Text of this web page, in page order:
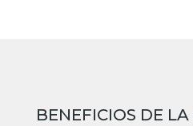
BENEFICIOS DE